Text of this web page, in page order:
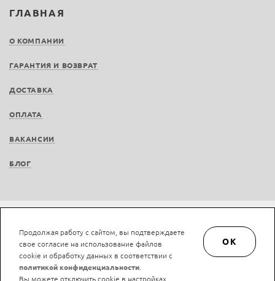
ГЛАВНАЯ
О КОМПАНИИ
ГАРАНТИЯ И ВОЗВРАТ
ДОСТАВКА
ОПЛАТА
ВАКАНСИИ
БЛОГ
Не является публичной офертой © LAN-art.ru, 2013—2026. Все права защищены.
Политика конфиденциальности.
Положение об обработке и защите персональных
данных.
Продолжая работу с сайтом, вы подтверждаете
свое согласие на использование файлов
cookie и обработку данных в соответствии с
политикой конфиденциальности
Вы можете отключить cookie в настройках
OK